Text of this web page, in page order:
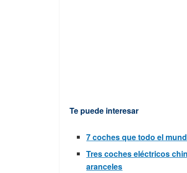
Te puede interesar
7 coches que todo el
Tres coches eléctricos
aranceles